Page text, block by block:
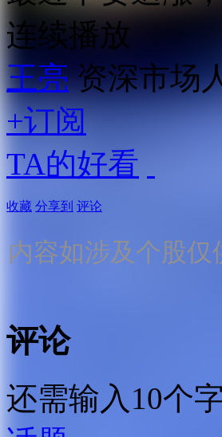
连续播放
王亮 资深市场
+订阅
TA的好看
收藏 分享到 评论
内容如涉及个股
评论
还需输入10个